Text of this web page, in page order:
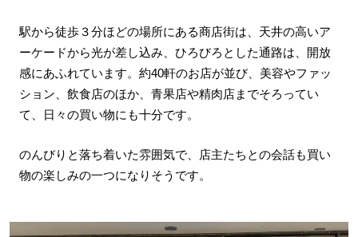
駅から徒歩３分ほどの場所にある商店街は、天井の高いア
ーケードから光が差し込み、ひろびろとした通路は、開放
感にあふれています。約40軒のお店が並び、美容やファッ
ション、飲食店のほか、青果店や精肉店までそろってい
て、日々の買い物にも十分です。
のんびりと落ち着いた雰囲気で、店主たちとの会話も買い
物の楽しみの一つになりそうです。